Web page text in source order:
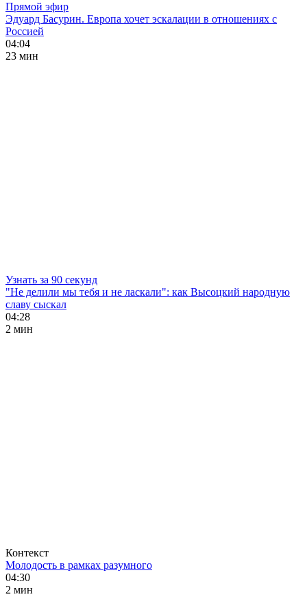
Прямой эфир
Эдуард Басурин. Европа хочет эскалации в отношениях с
Россией
04:04
23 мин
Узнать за 90 секунд
"Не делили мы тебя и не ласкали": как Высоцкий народную
славу сыскал
04:28
2 мин
Контекст
Молодость в рамках разумного
04:30
2 мин